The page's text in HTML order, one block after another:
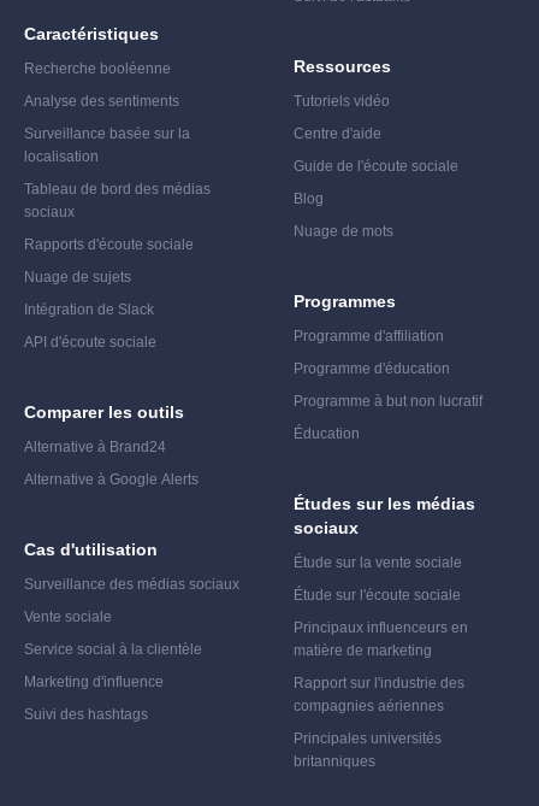
Caractéristiques
Recherche booléenne
Analyse des sentiments
Surveillance basée sur la
localisation
Tableau de bord des médias
sociaux
Rapports d'écoute sociale
Nuage de sujets
Intégration de Slack
API d'écoute sociale
Comparer les outils
Alternative à Brand24
Alternative à Google Alerts
Cas d'utilisation
Surveillance des médias sociaux
Vente sociale
Service social à la clientèle
Marketing d'influence
Suivi des hashtags
Ressources
Tutoriels vidéo
Centre d'aide
Guide de l'écoute sociale
Blog
Nuage de mots
Programmes
Programme d'affiliation
Programme d'éducation
Programme à but non lucratif
Éducation
Études sur les médias
sociaux
Étude sur la vente sociale
Étude sur l'écoute sociale
Principaux influenceurs en
matière de marketing
Rapport sur l'industrie des
compagnies aériennes
Principales universités
britanniques